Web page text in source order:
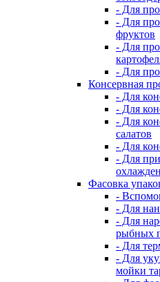
- Для
- Для
фруктов
- Для
- Для
Консервная
- Для
- Для
- Для
салатов
- Для
- Для
Фасовка
-
- Для
- Для
рыбных
- Для
- Для
мойки